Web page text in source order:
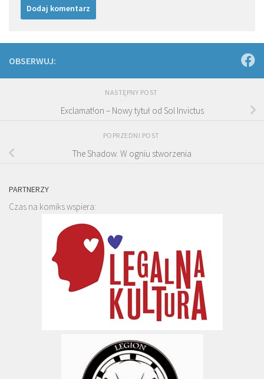
OBSERWUJ:
NASTĘPNY POST
Exclamat!on – Nowy tytuł od Sol Invictus
POPRZEDNI POST
The Shadow. W ogniu stworzenia
PARTNERZY
Czas na komiks wspiera: